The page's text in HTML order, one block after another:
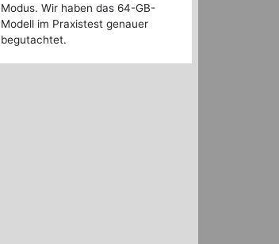
Modus. Wir haben das 64-GB-
Modell im Praxistest genauer
begutachtet.